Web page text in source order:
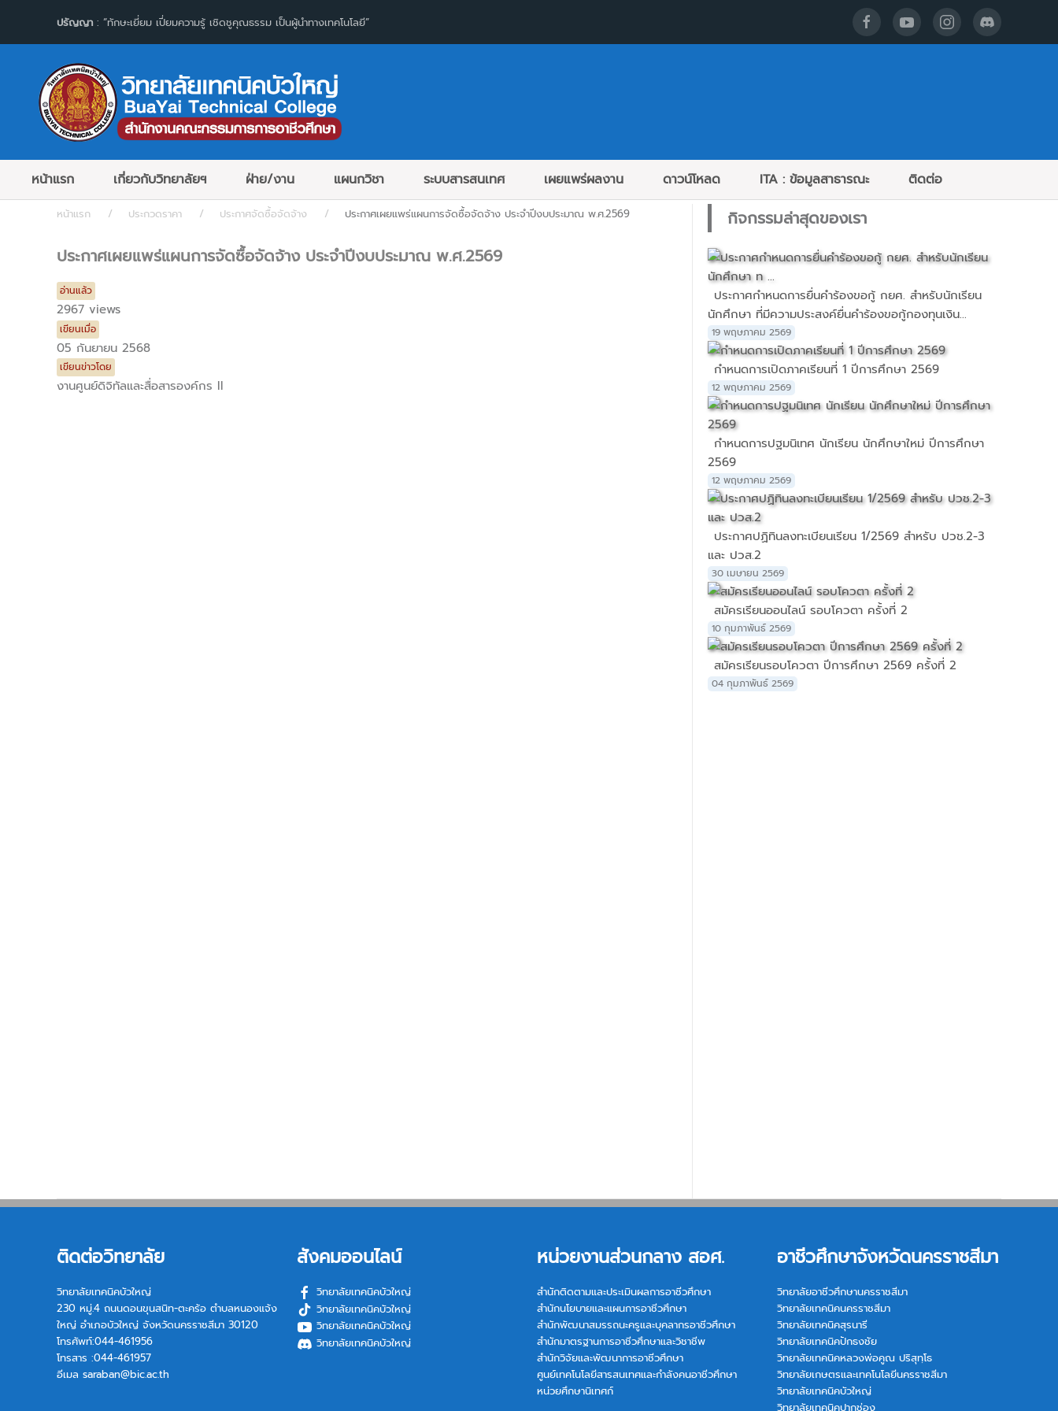
ปรัญญา : “ทักษะเยี่ยม เปี่ยมความรู้ เชิดชูคุณธรรม เป็นผู้นำทางเทคโนโลยี”
หน้าแรก เกี่ยวกับวิทยาลัยฯ ฝ่าย/งาน แผนกวิชา ระบบสารสนเทศ เผยแพร่ผลงาน ดาวน์โหลด ITA : ข้อมูลสาธารณะ ติดต่อ
หน้าแรก ประกวดราคา ประกาศจัดซื้อจัดจ้าง ประกาศเผยแพร่แผนการจัดซื้อจัดจ้าง ประจำปีงบประมาณ พ.ศ.2569
ประกาศเผยแพร่แผนการจัดซื้อจัดจ้าง ประจำปีงบประมาณ พ.ศ.2569
อ่านแล้ว
2967 views
เขียนเมื่อ
05 กันยายน 2568
เขียนข่าวโดย
งานศูนย์ดิจิทัลและสื่อสารองค์กร II
กิจกรรมล่าสุดของเรา
ประกาศกำหนดการยื่นคำร้องขอกู้ กยศ. สำหรับนักเรียน
นักศึกษา ที่มีความประสงค์ยื่นคำร้องขอกู้กองทุนเงิน...
19 พฤษภาคม 2569
กำหนดการเปิดภาคเรียนที่ 1 ปีการศึกษา 2569
12 พฤษภาคม 2569
กำหนดการปฐมนิเทศ นักเรียน นักศึกษาใหม่ ปีการศึกษา
2569
12 พฤษภาคม 2569
ประกาศปฏิทินลงทะเบียนเรียน 1/2569 สำหรับ ปวช.2-3
และ ปวส.2
30 เมษายน 2569
สมัครเรียนออนไลน์ รอบโควตา ครั้งที่ 2
10 กุมภาพันธ์ 2569
สมัครเรียนรอบโควตา ปีการศึกษา 2569 ครั้งที่ 2
04 กุมภาพันธ์ 2569
ติดต่อวิทยาลัย
วิทยาลัยเทคนิคบัวใหญ่
230 หมู่.4 ถนนดอนขุนสนิท-ตะคร้อ ตำบลหนองแจ้ง
ใหญ่ อำเภอบัวใหญ่ จังหวัดนครราชสีมา 30120
โทรศัพท์:044-461956
โทรสาร :044-461957
อีเมล saraban@bic.ac.th
สังคมออนไลน์
วิทยาลัยเทคนิคบัวใหญ่
วิทยาลัยเทคนิคบัวใหญ่
วิทยาลัยเทคนิคบัวใหญ่
วิทยาลัยเทคนิคบัวใหญ่
หน่วยงานส่วนกลาง สอศ.
สำนักติดตามและประเมินผลการอาชีวศึกษา
สำนักนโยบายและแผนการอาชีวศึกษา
สำนักพัฒนาสมรรถนะครูและบุคลากรอาชีวศึกษา
สำนักมาตรฐานการอาชีวศึกษาและวิชาชีพ
สำนักวิจัยและพัฒนาการอาชีวศึกษา
ศูนย์เทคโนโลยีสารสนเทศและกำลังคนอาชีวศึกษา
หน่วยศึกษานิเทศก์
อาชีวศึกษาจังหวัดนครราชสีมา
วิทยาลัยอาชีวศึกษานครราชสีมา
วิทยาลัยเทคนิคนครราชสีมา
วิทยาลัยเทคนิคสุรนารี
วิทยาลัยเทคนิคปักธงชัย
วิทยาลัยเทคนิคหลวงพ่อคูณ ปริสุทฺโธ
วิทยาลัยเกษตรและเทคโนโลยีนครราชสีมา
วิทยาลัยเทคนิคบัวใหญ่
วิทยาลัยเทคนิคปากช่อง